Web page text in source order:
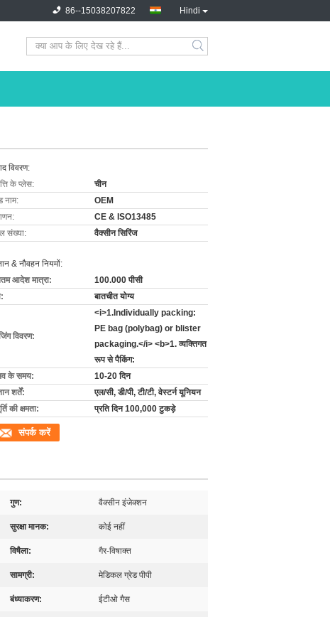
Hindi
86--15038207822
विवरण:
के प्लेस:
चीन
नाम:
OEM
CE & ISO13485
संख्या:
वैक्सीन सिरिंज
& नौवहन नियमों:
आदेश मात्रा:
100.000 पीसी
बातचीत योग्य
विवरण:
<i>1.Individually packing:
PE bag (polybag) or blister
packaging.</i> <b>1. व्यक्तिगत
रूप से पैकिंग:
के समय:
10-20 दिन
शर्तें:
एल/सी, डी/पी, टी/टी, वेस्टर्न यूनियन
की क्षमता:
प्रति दिन 100,000 टुकड़े
संपर्क करें
गुण: वैक्सीन इंजेक्शन
सुरक्षा मानक: कोई नहीं
विषैला: गैर-विषाक्त
सामग्री: मेडिकल ग्रेड पीपी
बंध्याकरण: ईटीओ गैस